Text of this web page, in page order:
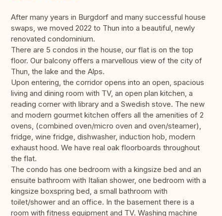
After many years in Burgdorf and many successful house
swaps, we moved 2022 to Thun into a beautiful, newly
renovated condominium.
There are 5 condos in the house, our flat is on the top
floor. Our balcony offers a marvellous view of the city of
Thun, the lake and the Alps.
Upon entering, the corridor opens into an open, spacious
living and dining room with TV, an open plan kitchen, a
reading corner with library and a Swedish stove. The new
and modern gourmet kitchen offers all the amenities of 2
ovens, (combined oven/micro oven and oven/steamer),
fridge, wine fridge, dishwasher, induction hob, modern
exhaust hood. We have real oak floorboards throughout
the flat.
The condo has one bedroom with a kingsize bed and an
ensuite bathroom with Italian shower, one bedroom with a
kingsize boxspring bed, a small bathroom with
toilet/shower and an office. In the basement there is a
room with fitness equipment and TV. Washing machine